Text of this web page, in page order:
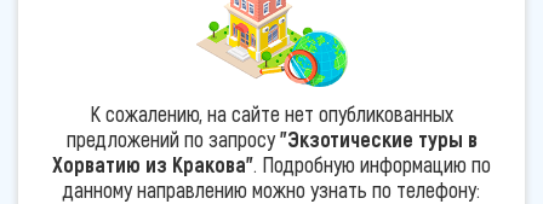
К сожалению, на сайте нет опубликованных
предложений по запросу"Экзотические туры в
Хорватию из Кракова". Подробную информацию по
данному направлению можно узнать по телефону: